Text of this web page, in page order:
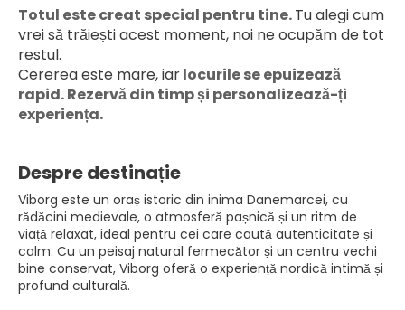
Totul este creat special pentru tine. Tu alegi cum
vrei să trăiești acest moment, noi ne ocupăm de tot
restul.
Cererea este mare, iar locurile se epuizează
rapid. Rezervă din timp și personalizează-ți
experiența.
Despre destinație
Viborg este un oraș istoric din inima Danemarcei, cu
rădăcini medievale, o atmosferă pașnică și un ritm de
viață relaxat, ideal pentru cei care caută autenticitate și
calm. Cu un peisaj natural fermecător și un centru vechi
bine conservat, Viborg oferă o experiență nordică intimă și
profund culturală.